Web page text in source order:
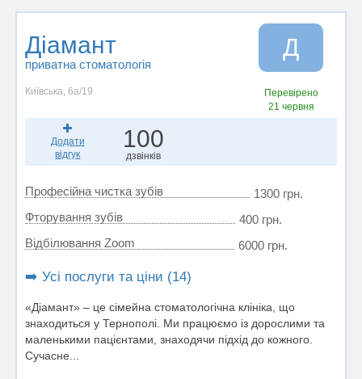
Діамант
приватна стоматологія
Д
Київська, 6а/19
Перевірено
21 червня
Додати
відгук
100
дзвінків
Професійна чистка зубів
1300 грн.
Фторування зубів
400 грн.
Відбілювання Zoom
6000 грн.
➡️ Усі послуги та ціни (14)
«Діамант» – це сімейна стоматологічна клініка, що
знаходиться у Тернополі. Ми працюємо із дорослими та
маленькими пацієнтами, знаходячи підхід до кожного.
Сучасне...